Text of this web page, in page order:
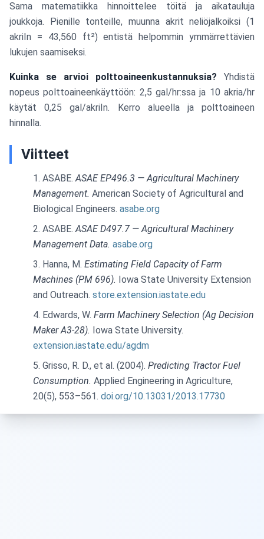
Sama matematiikka hinnoittelee töitä ja aikatauluja
joukkoja. Pienille tonteille, muunna akrit neliöjalkoiksi (1
akriIn = 43,560 ft²) entistä helpommin ymmärrettävien
lukujen saamiseksi.
Kuinka se arvioi polttoaineenkustannuksia? Yhdistä
nopeus polttoaineenkäyttöön: 2,5 gal/hr:ssa ja 10 akria/hr
käytät 0,25 gal/akriIn. Kerro alueella ja polttoaineen
hinnalla.
Viitteet
ASABE.ASAE EP496.3 — Agricultural Machinery
Management. American Society of Agricultural and
Biological Engineers. asabe.org
ASABE.ASAE D497.7 — Agricultural Machinery
Management Data. asabe.org
Hanna, M. Estimating Field Capacity of Farm
Machines (PM 696). Iowa State University Extension
and Outreach. store.extension.iastate.edu
Edwards, W. Farm Machinery Selection (Ag Decision
Maker A3-28). Iowa State University.
extension.iastate.edu/agdm
Grisso, R. D., et al. (2004). Predicting Tractor Fuel
Consumption. Applied Engineering in Agriculture,
20(5), 553–561. doi.org/10.13031/2013.17730